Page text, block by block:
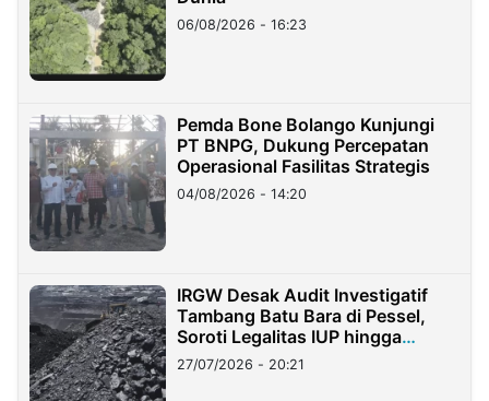
06/08/2026 - 16:23
Pemda Bone Bolango Kunjungi
PT BNPG, Dukung Percepatan
Operasional Fasilitas Strategis
04/08/2026 - 14:20
IRGW Desak Audit Investigatif
Tambang Batu Bara di Pessel,
Soroti Legalitas IUP hingga
Stockpile
27/07/2026 - 20:21